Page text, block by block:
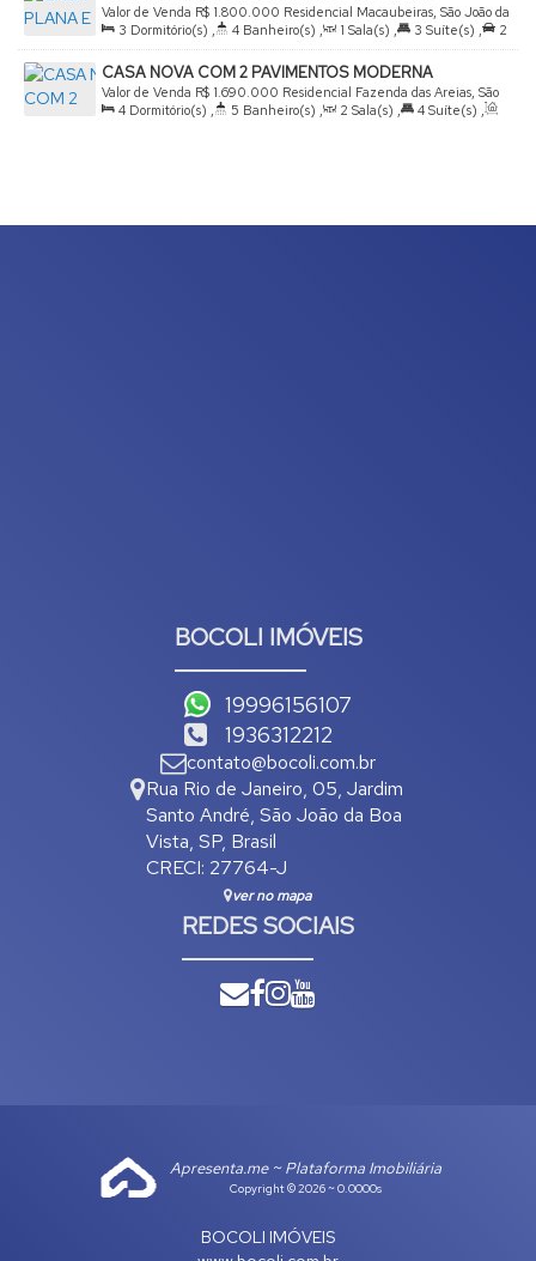
MACAUBEIRAS
R$ 1.800.000
Valor de Venda
Residencial Macaubeiras, São João da
Boa Vista, São Paulo, Brasil
3 Dormitório(s) , 4 Banheiro(s) , 1 Sala(s) , 3 Suíte(s) ,
2
Vaga(s) , Útil: 190.00m² , Terreno: 360.00m²
CASA NOVA COM 2 PAVIMENTOS MODERNA
CONDOMINIO DAS AREIAS 4 SUÍTES
R$ 1.690.000
Valor de Venda
Residencial Fazenda das Areias, São
João da Boa Vista, São Paulo, Brasil
4 Dormitório(s) , 5 Banheiro(s) , 2 Sala(s) , 4 Suíte(s) ,
BOCOLI IMÓVEIS
19996156107
1936312212
contato@bocoli.com.br
Rua Rio de Janeiro, 05, Jardim
Santo André, São João da Boa
Vista, SP, Brasil
CRECI: 27764-J
ver no mapa
REDES SOCIAIS
Apresenta.me ~ Plataforma Imobiliária
Copyright © 2026 ~ 0.0000s
BOCOLI IMÓVEIS